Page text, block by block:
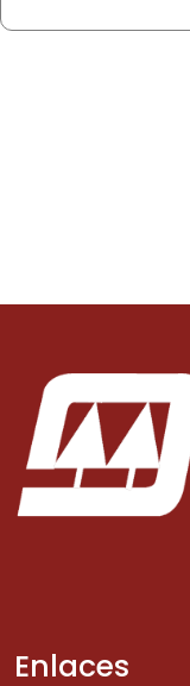
Enlaces